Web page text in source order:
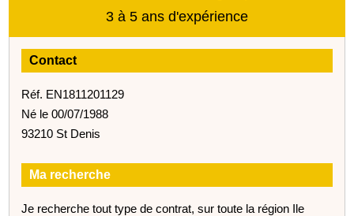
3 à 5 ans d'expérience
Contact
Réf. EN1811201129
Né le 00/07/1988
93210 St Denis
Ma recherche
Je recherche tout type de contrat, sur toute la région Ile